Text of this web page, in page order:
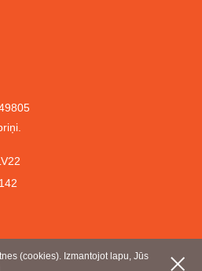
(cookies). Izmantojot lapu, Jūs